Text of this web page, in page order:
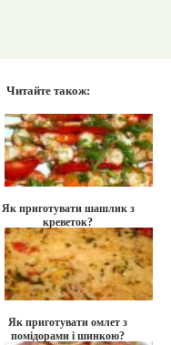
Читайте також:
Як приготувати шашлик з
креветок?
Як приготувати омлет з
помідорами і шинкою?